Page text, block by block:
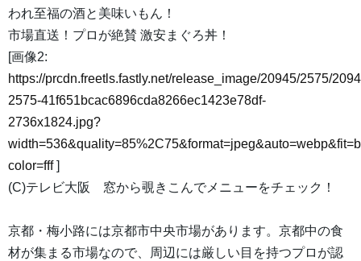
われ至福の酒と美味いもん！
市場直送！プロが絶賛 激安まぐろ丼！
[画像2:
https://prcdn.freetls.fastly.net/release_image/20945/2575/
2575-41f651bcac6896cda8266ec1423e78df-
2736x1824.jpg?
color=fff]
(C)テレビ大阪 窓から覗きこんでメニューをチェック！
京都・梅小路には京都市中央市場があります。京都中の食
材が集まる市場なので、周辺には厳しい目を持つプロが認